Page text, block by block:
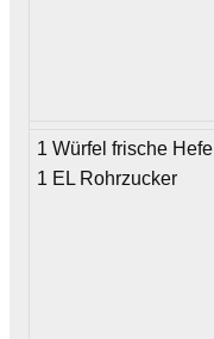
1 Würfel frische Hefe
1 EL Rohrzucker